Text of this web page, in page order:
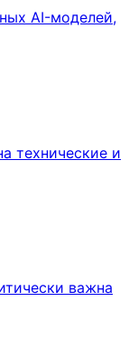
AI-моделей,
технические и
важна